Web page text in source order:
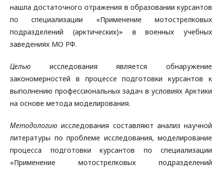
нашла достаточного отражения в образовании курсантов
по специализации «Применение мотострелковых
подразделений (арктических)» в военных учебных
заведениях МО РФ.
Целью исследования является обнаружение
закономерностей в процессе подготовки курсантов к
выполнению профессиональных задач в условиях Арктики
на основе метода моделирования.
Методологиюисследования составляют анализ научной
литературы по проблеме исследования, моделирование
процесса подготовки курсантов по специализации
«Применение мотострелковых подразделений